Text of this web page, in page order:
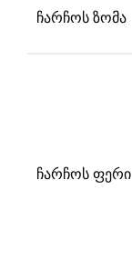
ჩარჩოს ზომა
ჩარჩოს ფერი